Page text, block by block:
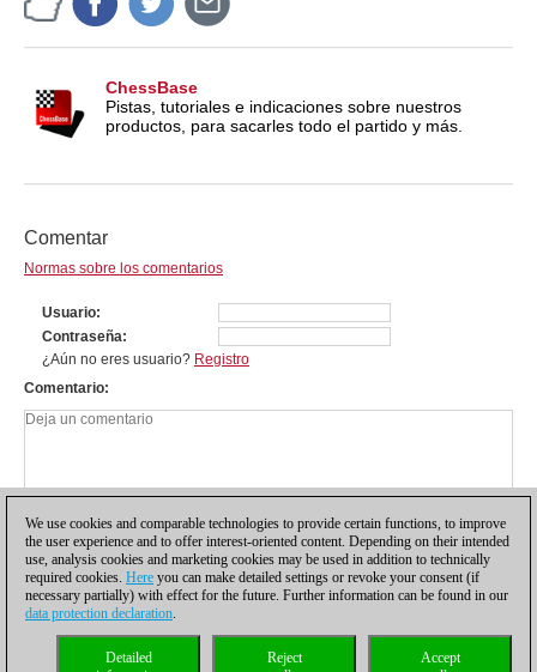
ChessBase
Pistas, tutoriales e indicaciones sobre nuestros
productos, para sacarles todo el partido y más.
Comentar
Normas sobre los comentarios
Usuario
Contraseña
¿Aún no eres usuario? Registro
Comentario
Política de privacidad |Para contactar Cookies Management
We use cookies and comparable technologies to provide certain functions, to improve
the user experience and to offer interest-oriented content. Depending on their intended
use, analysis cookies and marketing cookies may be used in addition to technically
required cookies. Here you can make detailed settings or revoke your consent (if
necessary partially) with effect for the future. Further information can be found in our
data protection declaration.
Accept
Reject
Detailed